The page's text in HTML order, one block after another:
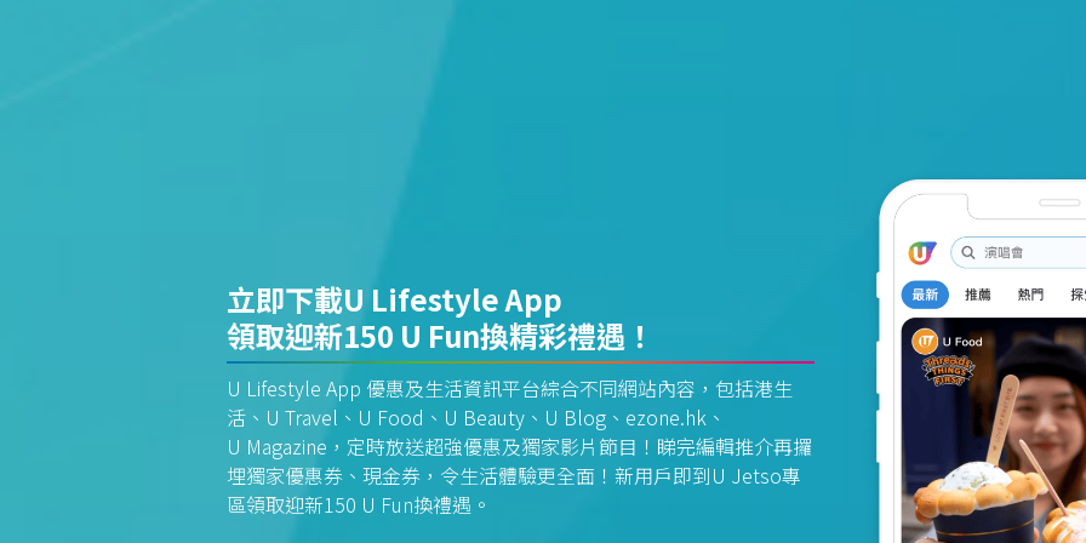
立即下載U Lifestyle App
領取迎新150 U Fun換精彩禮遇！
U Lifestyle App 優惠及生活資訊平台綜合不同網站內容，包括港生
活、U Travel、U Food、U Beauty、U Blog、ezone.hk、
U Magazine，定時放送超強優惠及獨家影片節目！睇完編輯推介再攞
埋獨家優惠券、現金券，令生活體驗更全面！新用戶即到U Jetso專
區領取迎新150 U Fun換禮遇。